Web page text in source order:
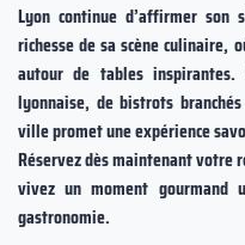
Lyon continue d’affirmer
richesse de sa scène
autour de tables
lyonnaise, de bistrots
ville promet une expérience
Réservez dès maintenant votre
vivez un moment
gastronomie.